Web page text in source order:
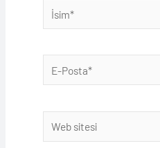
İsim*
Posta*
sitesi